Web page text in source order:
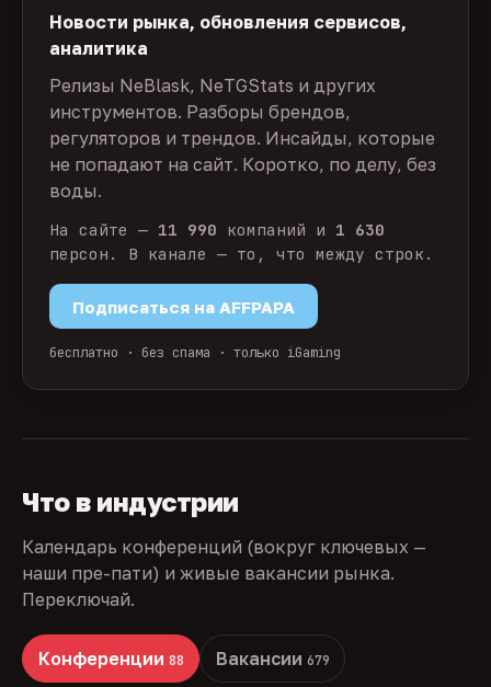
Новости рынка, обновления сервисов,
аналитика
Релизы NeBlask, NeTGStats и других
инструментов. Разборы брендов,
регуляторов и трендов. Инсайды, которые
не попадают на сайт. Коротко, по делу, без
воды.
На сайте — 11 990 компаний и 1 630
персон. В канале — то, что между строк.
Подписаться на AFFPAPA
бесплатно · без спама · только iGaming
Что в индустрии
Календарь конференций (вокруг ключевых —
наши пре-пати) и живые вакансии рынка.
Переключай.
Конференции 88 Вакансии 679